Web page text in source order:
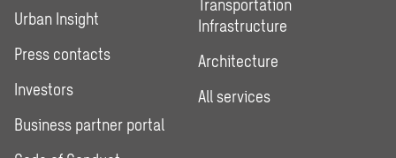
Urban Insight
Press contacts
Investors
Business partner portal
Transportation
Infrastructure
Architecture
All services